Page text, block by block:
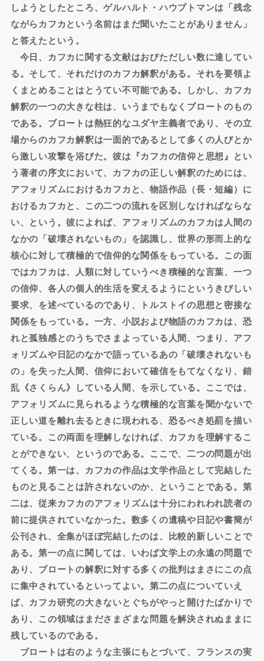
しようとしたところ、ゲルハルト・ハウプトマンは「残念
ながらカフカという名前はまだ聞いたことがありません」
と答えたという。
今日、カフカに関する文献はおびただしい数に達してい
る。そして、それだけのカフカ解釈がある。それを要領よ
くまとめることはとうてい不可能である。しかし、カフカ
解釈の一つの大きな柱は、いうまでもなくブロートのもの
である。ブロートは熱狂的なユダヤ主義者であり、その立
場からのカフカ解釈は一面的であるとして多くの人びとか
ら激しい攻撃を浴びた。彼は『カフカの信仰と思想』とい
う著者の序文において、カフカの正しい解釈のためには、
アフォリズムにおけるカフカと、物語作品（長・短編）に
おけるカフカと、この二つの流れを区別しなければならな
い、という。彼によれば、アフォリズムのカフカは人間の
なかの「破壊されないもの」を認識し、世界の形而上的な
核心に対して積極的で信仰的な関係をもっている。この面
ではカフカは、人類に対していうべき積極的な言葉、一つ
の信仰、各人の個人的生活を変えるようにというきびしい
要求、を述べているのであり、トルストイの思想と密接な
関係をもっている。一方、小説および物語のカフカは、恐
れと孤独感とのうちでさまよっている人間、つまり、アフ
ォリズムや日記のなかで語っているあの「破壊されないも
の」を失った人間、信仰において確信をもてなくなり、錯
乱《さくらん》している人間、を示している。ここでは、
アフォリズムに見られるような積極的な言葉を聞かないで
正しい道を離れ去るときに現われる、恐るべき処罰を描い
ている。この両面を理解しなければ、カフカを理解するこ
とができない、というのである。ここで、二つの問題が出
てくる。第一は、カフカの作品は文学作品として完結した
ものと見ることは許されないのか、ということである。第
二は、従来カフカのアフォリズムは十分にわれわれ読者の
前に提供されていなかった。数多くの遺稿や日記や書簡が
公刊され、全集がほぼ完結したのは、比較的新しいことで
ある。第一の点に関しては、いわば文学上の永遠の問題で
あり、ブロートの解釈に対する多くの批判はまさにこの点
に集中されているといってよい。第二の点についていえ
ば、カフカ研究の大きないとぐちがやっと開けたばかりで
あり、この領域はまださまざまな問題を解決されぬままに
残しているのである。
ブロートは右のような主張にもとづいて、フランスの実